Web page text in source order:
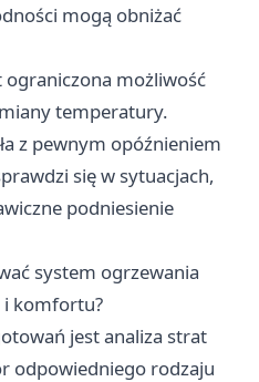
mogą obniżać
możliwość
temperatury.
z pewnym opóźnieniem
się w sytuacjach,
podniesienie
system ogrzewania
i komfortu?
jest analiza strat
odpowiedniego rodzaju